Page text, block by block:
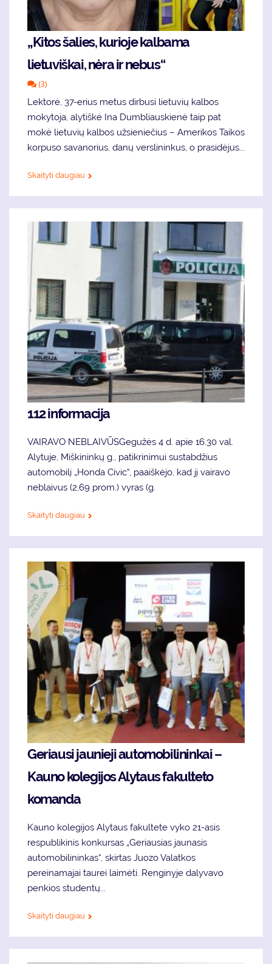
„Kitos šalies, kurioje kalbama
lietuviškai, nėra ir nebus“
(3)
Lektorė, 37-erius metus dirbusi lietuvių kalbos
mokytoja, alytiškė Ina Dumbliauskienė taip pat
mokė lietuvių kalbos užsieniečius – Amerikos Taikos
korpuso savanorius, danų verslininkus, o prasidėjus...
Skaityti daugiau
112 informacija
VAIRAVO NEBLAIVŪSGegužės 4 d. apie 16.30 val.
Alytuje, Miškininkų g., patikrinimui sustabdžius
automobilį „Honda Civic“, paaiškėjo, kad jį vairavo
neblaivus (2,69 prom.) vyras (g.
Skaityti daugiau
Geriausi jaunieji automobilininkai –
Kauno kolegijos Alytaus fakulteto
komanda
Kauno kolegijos Alytaus fakultete vyko 21-asis
respublikinis konkursas „Geriausias jaunasis
automobilininkas“, skirtas Juozo Valatkos
pereinamajai taurei laimėti. Renginyje dalyvavo
penkios studentų...
Skaityti daugiau